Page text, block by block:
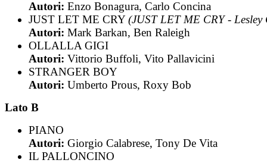
Autori: Enzo Bonagura, Carlo Concina
JUST LET ME CRY(JUST LET ME CRY - Lesley
Autori: Mark Barkan, Ben Raleigh
OLLALLA GIGI
Autori: Vittorio Buffoli, Vito Pallavicini
STRANGER BOY
Autori: Umberto Prous, Roxy Bob
Lato B
PIANO
Autori: Giorgio Calabrese, Tony De Vita
IL PALLONCINO